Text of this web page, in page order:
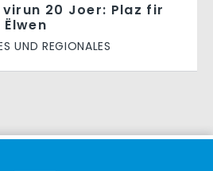
virun 20 Joer: Plaz fir
UND REGIONALES